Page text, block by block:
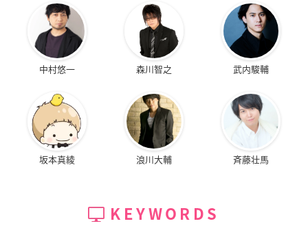
中村悠一 森川智之 武内駿輔
坂本真綾 浪川大輔 斉藤壮馬
KEYWORDS